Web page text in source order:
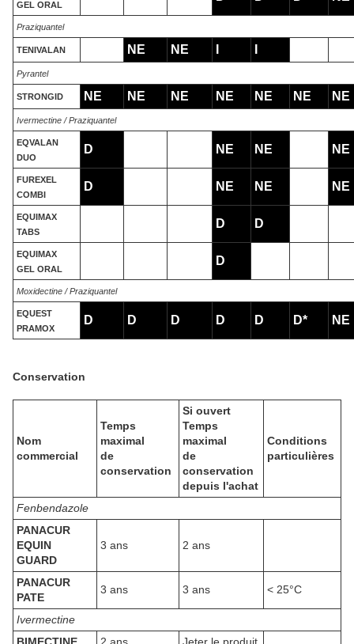
GEL ORAL
Praziquantel
TENIVALAN NE NE
Pyrantel
STRONGID NE NE NE NE NE NE NE
Ivermectine / Praziquantel
EQVALAN
DUO
D NE NE NE
FUREXEL
COMBI
D NE NE NE
EQUIMAX
TABS
D D
EQUIMAX
GEL ORAL
D
Moxidectine / Praziquantel
EQUEST
PRAMOX
D D D D D D* NE
Conservation
Nom
commercial
Temps
maximal
de
conservation
Si ouvert
Temps
maximal
de
conservation
depuis l'achat
Conditions
particulières
Fenbendazole
PANACUR
EQUIN
GUARD
3 ans 2 ans
PANACUR
PATE
3 ans 3 ans < 25°C
Ivermectine